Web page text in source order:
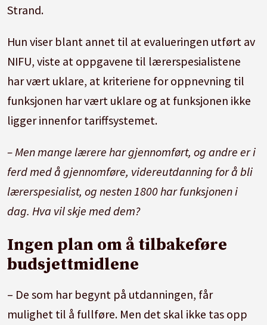
Strand.
Hun viser blant annet til at evalueringen utført av
NIFU, viste at oppgavene til lærerspesialistene
har vært uklare, at kriteriene for oppnevning til
funksjonen har vært uklare og at funksjonen ikke
ligger innenfor tariffsystemet.
– Men mange lærere har gjennomført, og andre er i
ferd med å gjennomføre, videreutdanning for å bli
lærerspesialist, og nesten 1800 har funksjonen i
dag. Hva vil skje med dem?
Ingen plan om å tilbakeføre
budsjettmidlene
– De som har begynt på utdanningen, får
mulighet til å fullføre. Men det skal ikke tas opp